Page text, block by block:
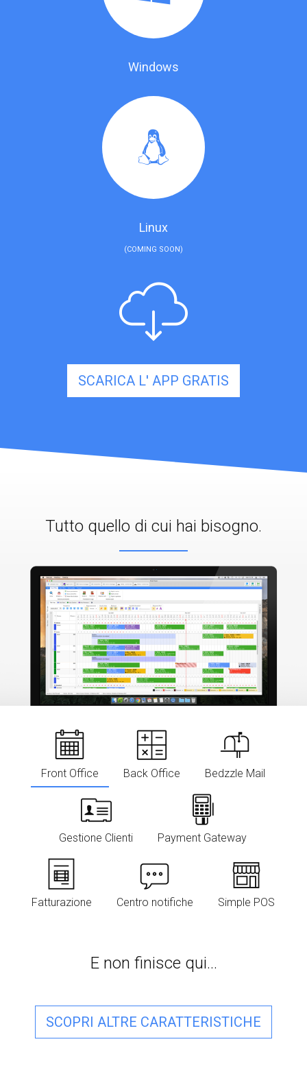
Windows
Linux
(COMING SOON)
SCARICA L' APP GRATIS
Tutto quello di cui hai bisogno.
Front Office Back Office Bedzzle Mail
Gestione Clienti Payment Gateway
Fatturazione Centro notifiche Simple POS
E non finisce qui...
SCOPRI ALTRE CARATTERISTICHE